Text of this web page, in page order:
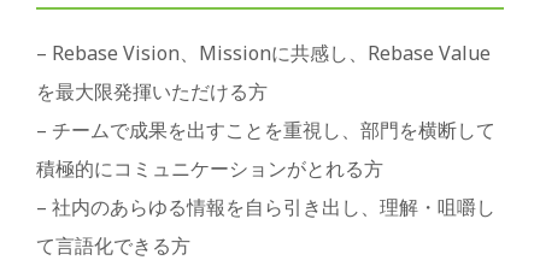
– Rebase Vision、Missionに共感し、Rebase Value
を最大限発揮いただける方
– チームで成果を出すことを重視し、部門を横断して
積極的にコミュニケーションがとれる方
– 社内のあらゆる情報を自ら引き出し、理解・咀嚼し
て言語化できる方